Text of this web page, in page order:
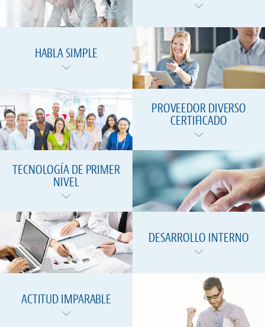
HABLA SIMPLE
PROVEEDOR DIVERSO
CERTIFICADO
TECNOLOGÍA DE PRIMER
NIVEL
DESARROLLO INTERNO
ACTITUD IMPARABLE